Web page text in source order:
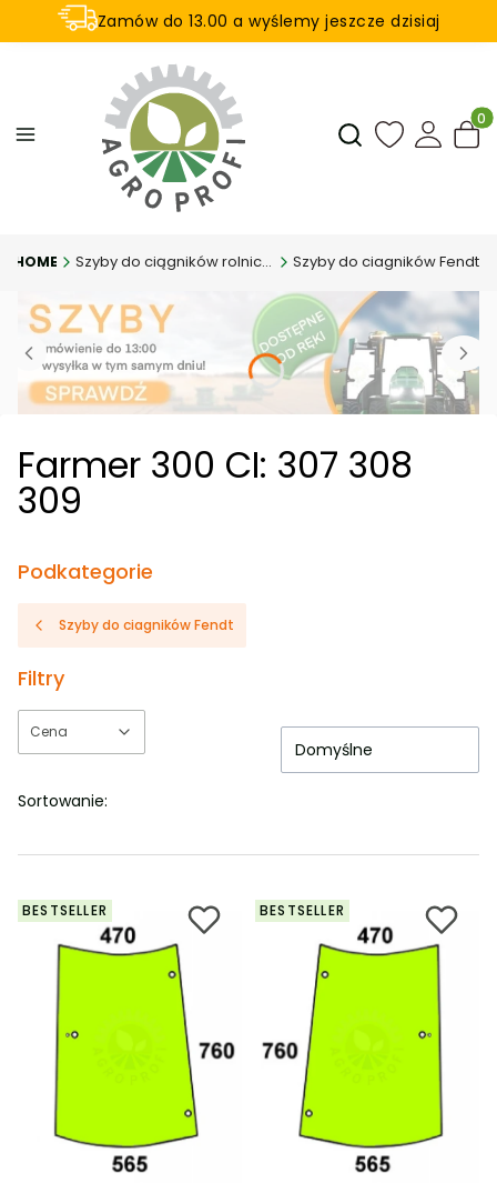
Zamów do 13.00 a wyślemy jeszcze dzisiaj
U nas na zwrot aż 21 dni
Otwórz
Szyby do ciągników rolniczych Szyby do ciagników Fendt
Farmer 300 CI: 307 308
309
Podkategorie
Szyby do ciagników Fendt
Filtry
Cena
Sortowanie:
Domyślne
BESTSELLER BESTSELLER